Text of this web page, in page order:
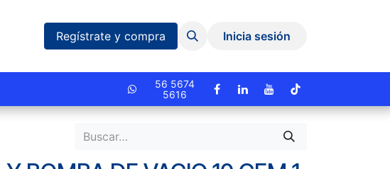
Sucursales Eventos y Capacitaciones Quiniela
Regístrate y compra Inicia sesión
Acondicionado.
56 5674
5616